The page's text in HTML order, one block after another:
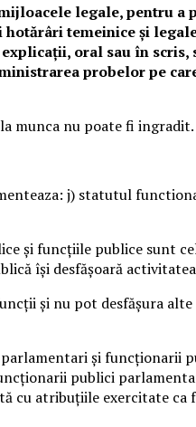
legale, pentru
temeinice și
oral sau în
probelor pe
nu poate fi
j) statutul
și funcțiile publice sunt
își desfășoară
și nu pot desfășura
și funcționarii
publici
cu atribuțiile exercitate